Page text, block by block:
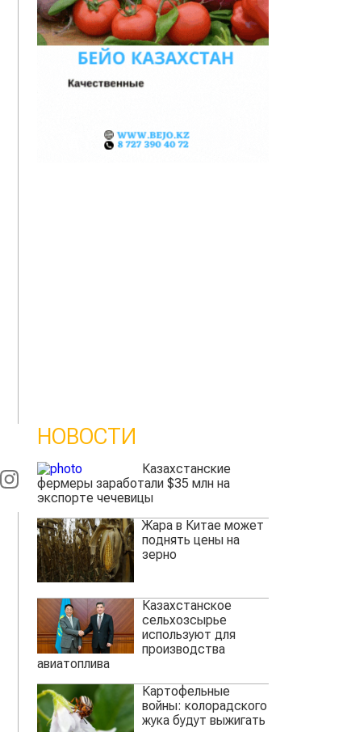
НОВОСТИ
Казахстанские
фермеры заработали $35 млн на
экспорте чечевицы
Жара в Китае может
поднять цены на
зерно
Казахстанское
сельхозсырье
используют для
производства
авиатоплива
Картофельные
войны: колорадского
жука будут выжигать